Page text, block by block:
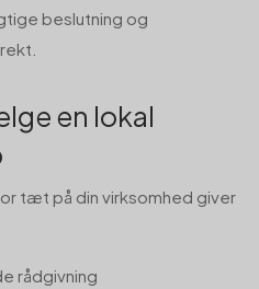
beslutning og
en lokal
tæt på din virksomhed giver
rådgivning